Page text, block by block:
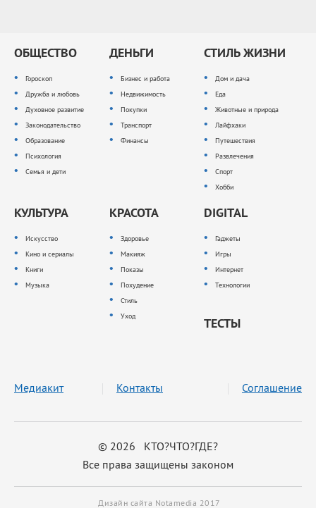
ОБЩЕСТВО
Гороскоп
Дружба и любовь
Духовное развитие
Законодательство
Образование
Психология
Семья и дети
ДЕНЬГИ
Бизнес и работа
Недвижимость
Покупки
Транспорт
Финансы
СТИЛЬ ЖИЗНИ
Дом и дача
Еда
Животные и природа
Лайфхаки
Путешествия
Развлечения
Спорт
Хобби
КУЛЬТУРА
Искусство
Кино и сериалы
Книги
Музыка
КРАСОТА
Здоровье
Макияж
Показы
Похудение
Стиль
Уход
DIGITAL
Гаджеты
Игры
Интернет
Технологии
ТЕСТЫ
© 2026 КТО?ЧТО?ГДЕ?
Все права защищены законом
Медиакит Контакты Соглашение
Дизайн сайта Notamedia 2017